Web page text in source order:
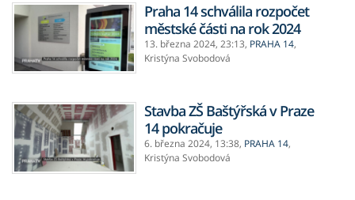
Praha 14 schválila rozpočet
městské části na rok 2024
13. března 2024, 23:13, PRAHA 14,
Kristýna Svobodová
Stavba ZŠ Baštýřská v Praze
14 pokračuje
6. března 2024, 13:38, PRAHA 14,
Kristýna Svobodová